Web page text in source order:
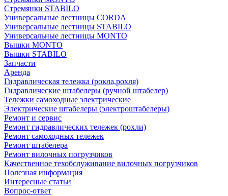
Стремянки STABILO
Универсальные лестницы CORDA
Универсальные лестницы STABILO
Универсальные лестницы MONTO
Вышки MONTO
Вышки STABILO
Запчасти
Аренда
Гидравлическая тележка (рокла,рохля)
Гидравлические штабелеры (ручной штабелер)
Тележки самоходные электрические
Электрические штабелеры (электроштабелеры)
Ремонт и сервис
Ремонт гидравлических тележек (рохли)
Ремонт самоходных тележек
Ремонт штабелера
Ремонт вилочных погрузчиков
Качественное техобслуживание вилочных погрузчиков
Полезная информация
Интересные статьи
Вопрос-ответ